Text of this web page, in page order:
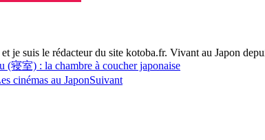
je suis le rédacteur du site kotoba.fr. Vivant au Japon
(寝室) : la chambre à coucher japonaise
cinémas au JaponSuivant